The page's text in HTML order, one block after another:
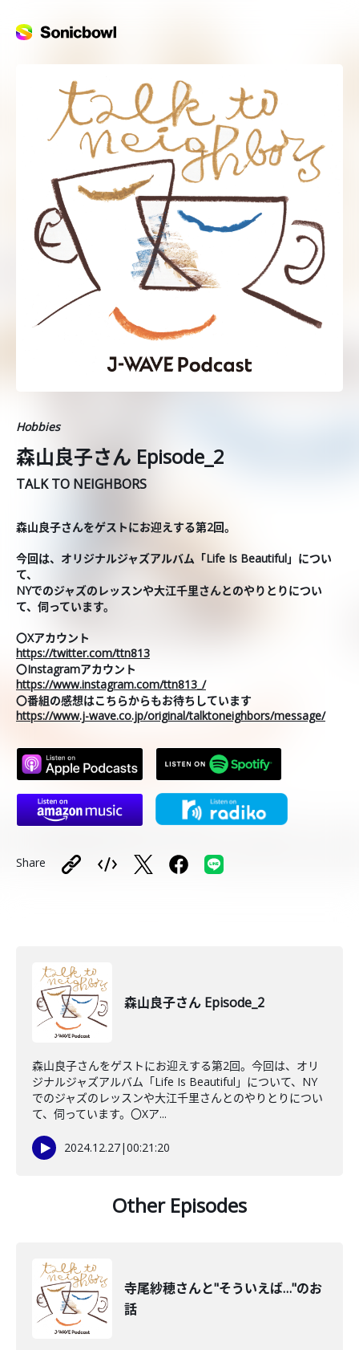
Hobbies
森山良子さん Episode_2
TALK TO NEIGHBORS
森山良子さんをゲストにお迎えする第2回。
今回は、オリジナルジャズアルバム「Life Is Beautiful」につい
て、
NYでのジャズのレッスンや大江千里さんとのやりとりについ
て、伺っています。
〇Xアカウント
https://twitter.com/ttn813
〇Instagramアカウント
https://www.instagram.com/ttn813_/
〇番組の感想はこちらからもお待ちしています
https://www.j-wave.co.jp/original/talktoneighbors/message/
Share
森山良子さん Episode_2
森山良子さんをゲストにお迎えする第2回。今回は、オリ
ジナルジャズアルバム「Life Is Beautiful」について、NY
でのジャズのレッスンや大江千里さんとのやりとりについ
て、伺っています。〇Xア...
2024.12.27|00:21:20
Other Episodes
寺尾紗穂さんと"そういえば…"のお
話